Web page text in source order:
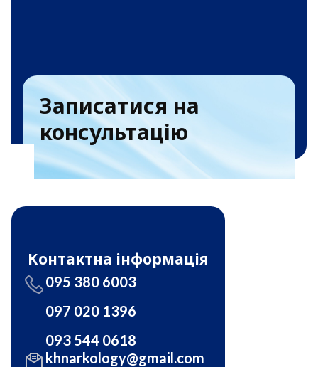
Записатися на
консультацію
Контактна інформація
095 380 6003
097 020 1396
093 544 0618
khnarkology@gmail.com